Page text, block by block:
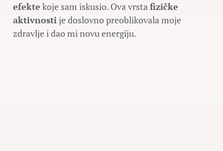
efekte koje sam iskusio. Ova vrstafizičke
aktivnostije doslovno preoblikovala moje
zdravlje i dao mi novu energiju.